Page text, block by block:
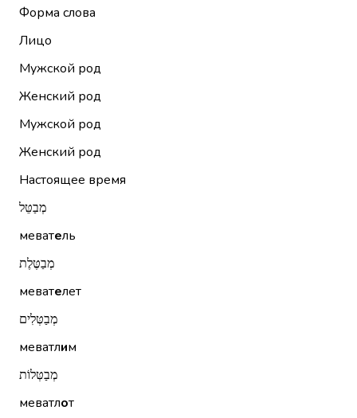
Форма слова
Лицо
Мужской род
Женский род
Мужской род
Женский род
Настоящее время
מְבַטֵּל
меватель
מְבַטֶּלֶת
мевателет
מְבַטְּלִים
меватлим
מְבַטְּלוֹת
меватлот